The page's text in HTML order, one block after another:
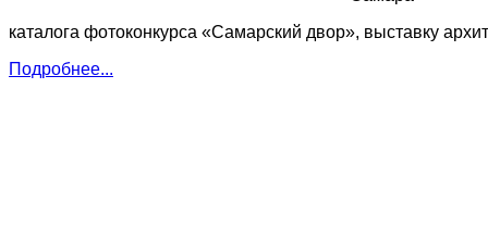
каталога фотоконкурса «Самарский двор», выставку
Подробнее...